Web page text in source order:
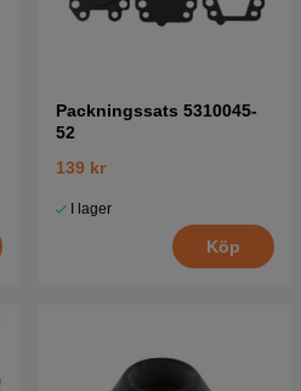
Packningssats 5310045-
52
139 kr
I lager
Köp